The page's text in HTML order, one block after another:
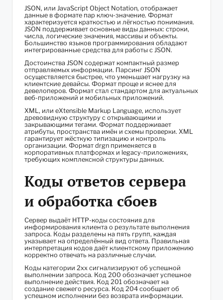
JSON, или JavaScript Object Notation, отображает
данные в формате пар ключ-значение. Формат
характеризуется краткостью и лёгкостью понимания.
JSON поддерживает основные виды данных: строки,
числа, логические значения, массивы и объекты.
Большинство языков программирования обладают
интегрированные средства для работы с JSON.
Достоинства JSON содержат компактный размер
отправляемых информации. Парсинг JSON
осуществляется быстрее, что уменьшает нагрузку на
клиентские девайсы. Формат проще и яснее для
девелоперов. Формат стал стандартом для актуальных
веб-приложений и мобильных приложений.
XML, или eXtensible Markup Language, использует
древовидную структуру с открывающими и
закрывающими тегами. Формат поддерживает
атрибуты, пространства имён и схемы проверки. XML
гарантирует жёсткую типизацию и контроль
организации. Формат drgn применяется в
корпоративных платформах и legacy-приложениях,
требующих комплексной структуры данных.
Коды ответов сервера
и обработка сбоев
Сервер выдаёт HTTP-коды состояния для
информирования клиента о результате выполнения
запроса. Коды разделены на пять групп, каждая
указывает на определённый вид ответа. Правильная
интерпретация кодов даёт клиентскому приложению
корректно отвечать на различные случаи.
Коды категории 2xx сигнализируют об успешной
выполнении запроса. Код 200 обозначает успешное
выполнение действия. Код 201 обозначает на
создание свежего ресурса. Код 204 сообщает об
успешном исполнении без возврата информации.